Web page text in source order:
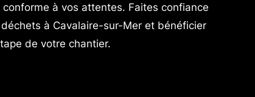
à vos attentes. Faites confiance
à Cavalaire-sur-Mer et bénéficier
de votre chantier.